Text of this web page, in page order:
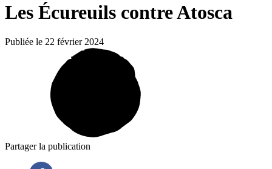
Les Écureuils contre Atosca
Publiée le 22 février 2024
Partager la publication